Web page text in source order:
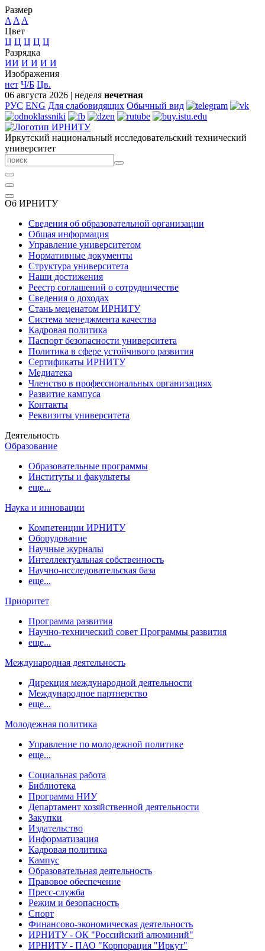
Размер
A A A
Цвет
Ц Ц Ц Ц Ц
Разрядка
ИИ И И И И
Изображения
нет Ч/Б Цв.
06 августа 2026 | неделя нечетная
РУС ENG Для слабовидящих Обычный вид
Иркутский национальный исследовательский технический
университет
Об ИРНИТУ
Сведения об образовательной организации
Общая информация
Управление университетом
Нормативные документы
Структура университета
Наши достижения
Реестр соглашений о сотрудничестве
Сведения о доходах
Стань меценатом ИРНИТУ
Система менеджмента качества
Кадровая политика
Паспорт безопасности университета
Политика в сфере устойчивого развития
Сертификаты ИРНИТУ
Медиатека
Членство в профессиональных организациях
Развитие кампуса
Контакты
Реквизиты университета
Деятельность
Образование
Образовательные программы
Институты и факультеты
еще...
Наука и инновации
Компетенции ИРНИТУ
Оборудование
Научные журналы
Интеллектуальная собственность
Научно-исследовательская база
еще...
Приоритет
Программа развития
Научно-технический совет Программы развития
еще...
Международная деятельность
Дирекция международной деятельности
Международное партнерство
еще...
Молодежная политика
Управление по молодежной политике
еще...
Социальная работа
Библиотека
Программа НИУ
Департамент хозяйственной деятельности
Закупки
Издательство
Информатизация
Кадровая политика
Кампус
Образовательная деятельность
Правовое обеспечение
Пресс-служба
Режим и безопасность
Спорт
Финансово-экономическая деятельность
ИРНИТУ - ОК "Российский алюминий"
ИРНИТУ - ПАО "Корпорация "Иркут"